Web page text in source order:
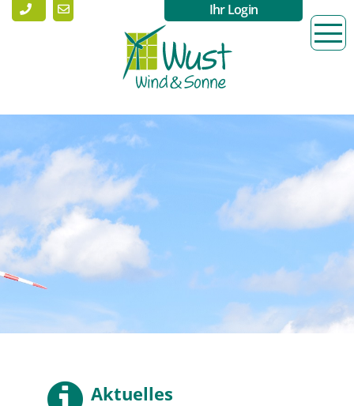
Ihr Login
Aktuelles